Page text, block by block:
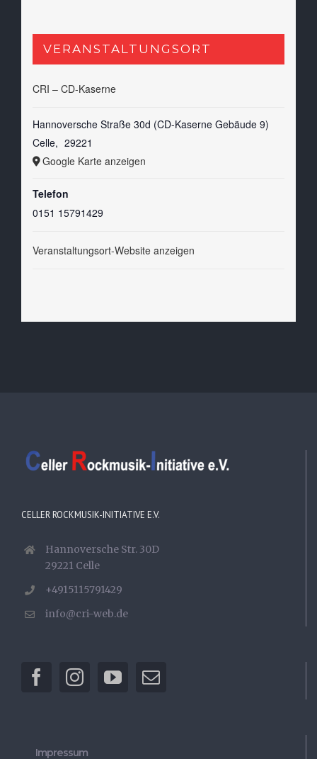
VERANSTALTUNGSORT
CRI – CD-Kaserne
Hannoversche Straße 30d (CD-Kaserne Gebäude 9)
Celle, 29221
Google Karte anzeigen
Telefon
0151 15791429
Veranstaltungsort-Website anzeigen
CELLER ROCKMUSIK-INITIATIVE E.V.
Hannoversche Str. 30D
29221 Celle
+4915115791429
info@cri-web.de
Impressum